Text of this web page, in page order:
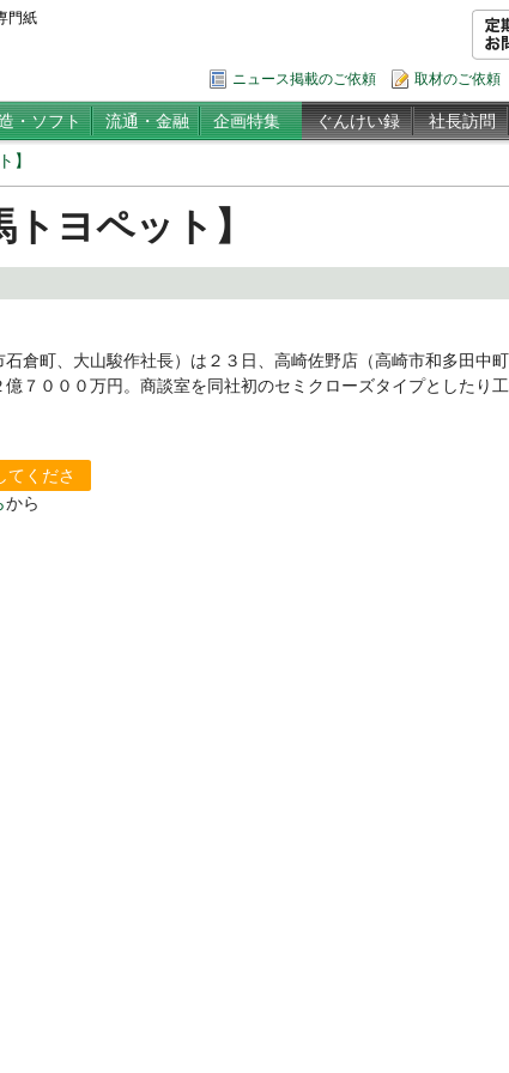
門紙
ニュース掲載のご依頼 取材のご依頼
・ソフト 流通・金融 企画特集 ぐんけい録 社長訪問
】
ヨペット】
倉町、大山駿作社長）は２３日、高崎佐野店（高崎市和多田中
７０００万円。商談室を同社初のセミクローズタイプとしたり
てくださ
から